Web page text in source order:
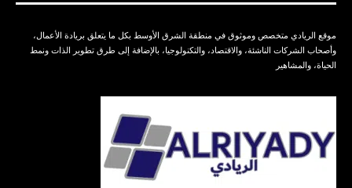
موقع الريادي متخصص وموثوق في منطقة الشرق الأوسط بكل ما يتعلق بريادة الأعمال،
وأصحاب الشركات الناشئة، والاقتصاد، والتكنولوجيا، بالإضافة إلى طرق تطوير الذات ونمط
الحياة، والمشاهير